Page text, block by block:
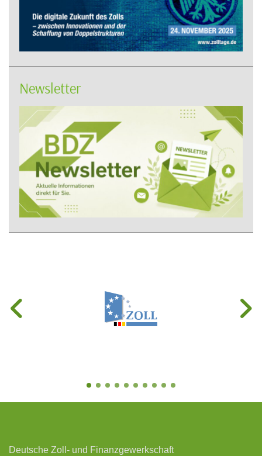
Newsletter
Deutsche Zoll- und Finanzgewerkschaft